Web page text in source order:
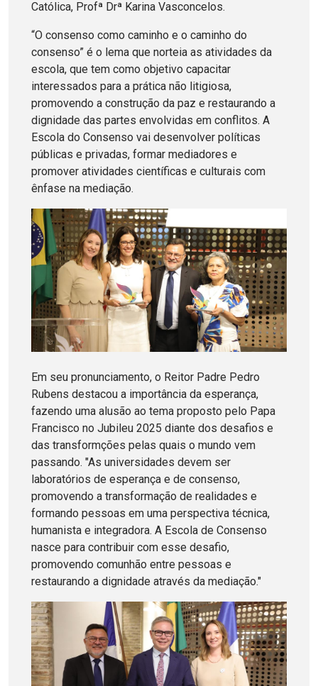
Católica, Profª Drª Karina Vasconcelos.
“O consenso como caminho e o caminho do
consenso” é o lema que norteia as atividades da
escola, que tem como objetivo capacitar
interessados para a prática não litigiosa,
promovendo a construção da paz e restaurando a
dignidade das partes envolvidas em conflitos. A
Escola do Consenso vai desenvolver políticas
públicas e privadas, formar mediadores e
promover atividades científicas e culturais com
ênfase na mediação.
Em seu pronunciamento, o Reitor Padre Pedro
Rubens destacou a importância da esperança,
fazendo uma alusão ao tema proposto pelo Papa
Francisco no Jubileu 2025 diante dos desafios e
das transformções pelas quais o mundo vem
passando. "As universidades devem ser
laboratórios de esperança e de consenso,
promovendo a transformação de realidades e
formando pessoas em uma perspectiva técnica,
humanista e integradora. A Escola de Consenso
nasce para contribuir com esse desafio,
promovendo comunhão entre pessoas e
restaurando a dignidade através da mediação."